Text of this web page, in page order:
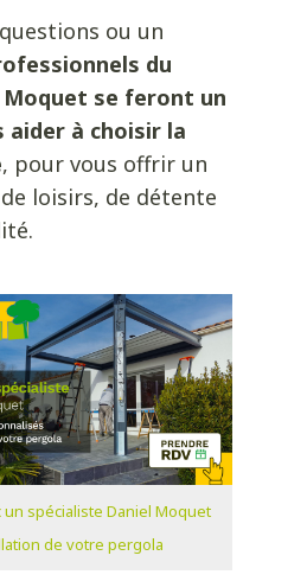
ou un
du
Moquet se feront un
aider à choisir la
, pour vous offrir un
loisirs, de détente
un spécialiste Daniel Moquet
de votre pergola